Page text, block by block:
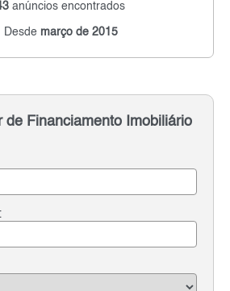
anúncios encontrados
Desde março de 2015
de Financiamento Imobiliário